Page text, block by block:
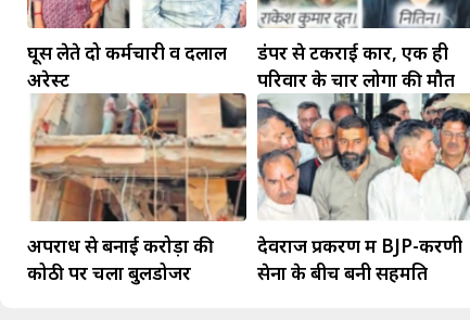
घूस लेते दो कर्मचारी व दलाल
अरेस्ट
डंपर से टकराई कार, एक ही
परिवार के चार लोगों की मौत
अपराध से बनाई करोड़ों की
कोठी पर चला बुलडोजर
देवराज प्रकरण में BJP-करणी
सेना के बीच बनी सहमति